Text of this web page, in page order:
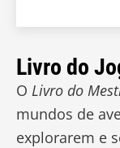
Livro do
O Livro do
mundos de
explorarem e